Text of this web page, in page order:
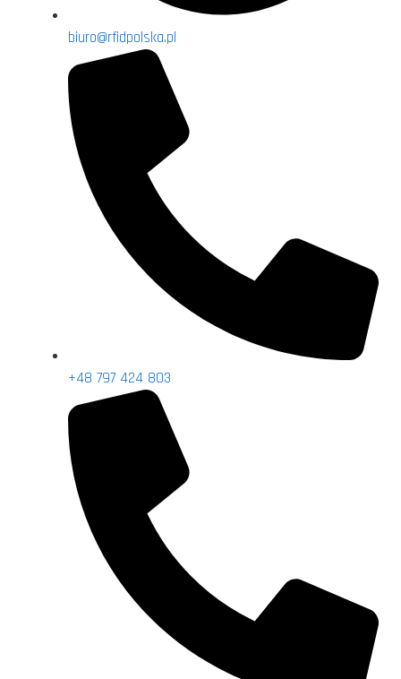
biuro@rfidpolska.pl
+48 797 424 803